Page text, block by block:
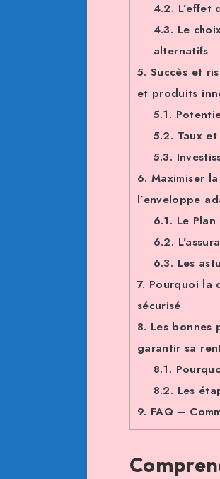
4.2. L’effet
4.3. Le
alternatifs
5. Succès et
et produits
5.1.
5.2. Taux
5.3.
6. Maximiser
l’enveloppe
6.1. Le
6.2.
6.3. Les
7. Pourquoi la
sécurisé
8. Les
garantir sa
8.1.
8.2. Les
9. FAQ –